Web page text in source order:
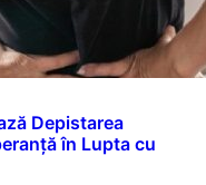
Depistarea
în Lupta cu